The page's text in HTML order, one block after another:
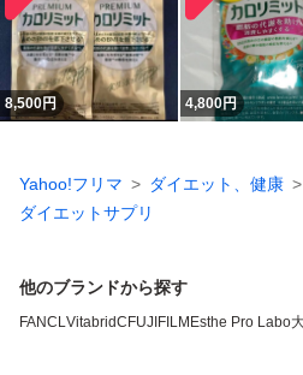
8,500円 4,800円
Yahoo!フリマ ダイエット、健康
ダイエットサプリ
他のブランドから探す
FANCLVitabridC FUJIFILM Esthe Pro Labo